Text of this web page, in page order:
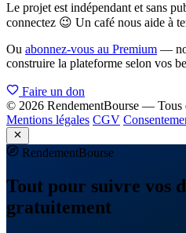
Le projet est indépendant et sans
connectez 😉 Un café nous aide à
Ou abonnez-vous au Premium —
construire la plateforme selon vos
Faire un don
© 2026 RendementBourse — Tous
Mentions légales CGV
RendementBourse
Tout pour suivre vos
gratuitement